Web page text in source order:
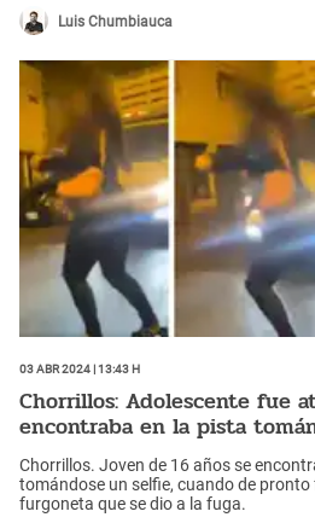
Luis Chumbiauca
03 Abr 2024 | 13:43 h
Chorrillos: Adolescente fue
encontraba en la pista
Chorrillos. Joven de 16 años se
tomándose un selfie, cuando de
furgoneta que se dio a la fuga.